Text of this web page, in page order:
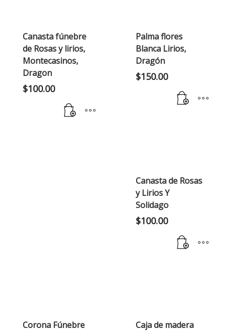
Canasta fúnebre
de Rosas y lirios,
Montecasinos,
Dragon
$100.00
Palma flores
Blanca Lirios,
Dragón
$150.00
Canasta de Rosas
y Lirios Y
Solidago
$100.00
Corona Fúnebre
Caja de madera